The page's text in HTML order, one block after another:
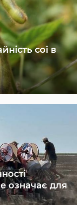
сої в
означає для